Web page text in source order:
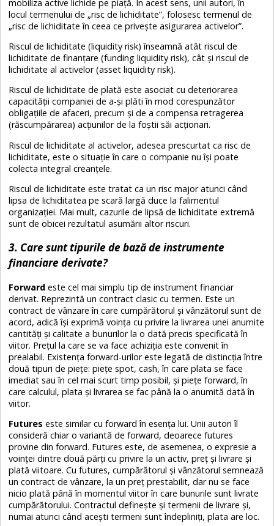
mobiliza active lichide pe piață. În acest sens, unii autori, în
locul termenului de „risc de lichiditate”, folosesc termenul de
„risc de lichiditate în ceea ce privește asigurarea activelor”.
Riscul de lichiditate (liquidity risk) înseamnă atât riscul de
lichiditate de finanțare (funding liquidity risk), cât și riscul de
lichiditate al activelor (asset liquidity risk).
Riscul de lichiditate de plată este asociat cu deteriorarea
capacității companiei de a-și plăti în mod corespunzător
obligațiile de afaceri, precum și de a compensa retragerea
(răscumpărarea) acțiunilor de la foștii săi acționari.
Riscul de lichiditate al activelor, adesea prescurtat ca risc de
lichiditate, este o situație în care o companie nu își poate
colecta integral creanțele.
Riscul de lichiditate este tratat ca un risc major atunci când
lipsa de lichiditatea pe scară largă duce la falimentul
organizației. Mai mult, cazurile de lipsă de lichiditate extremă
sunt de obicei rezultatul asumării altor riscuri.
3. Care sunt tipurile de bază de instrumente
financiare derivate?
Forward este cel mai simplu tip de instrument financiar
derivat. Reprezintă un contract clasic cu termen. Este un
contract de vânzare în care cumpărătorul și vânzătorul sunt de
acord, adică își exprimă voința cu privire la livrarea unei anumite
cantități și calitate a bunurilor la o dată precis specificată în
viitor. Prețul la care se va face achiziția este convenit în
prealabil. Existența forward-urilor este legată de distincția între
două tipuri de piețe: piețe spot, cash, în care plata se face
imediat sau în cel mai scurt timp posibil, și piețe forward, în
care calculul, plata și livrarea se fac până la o anumită dată în
viitor.
Futures este similar cu forward în esența lui. Unii autori îl
consideră chiar o variantă de forward, deoarece futures
provine din forward. Futures este, de asemenea, o expresie a
voinței dintre două părți cu privire la un activ, preț și livrare și
plată viitoare. Cu futures, cumpărătorul și vânzătorul semnează
un contract de vânzare, la un preț prestabilit, dar nu se face
nicio plată până în momentul viitor în care bunurile sunt livrate
cumpărătorului. Contractul definește și termenii de livrare și,
numai atunci când acești termeni sunt îndepliniți, plata are loc.